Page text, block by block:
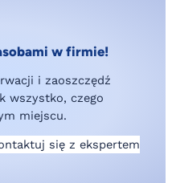
w firmie!
i zaoszczędź
wszystko, czego
miejscu.
się z ekspertem